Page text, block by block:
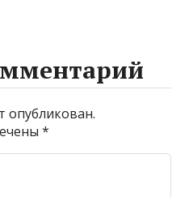
опубликован.
*